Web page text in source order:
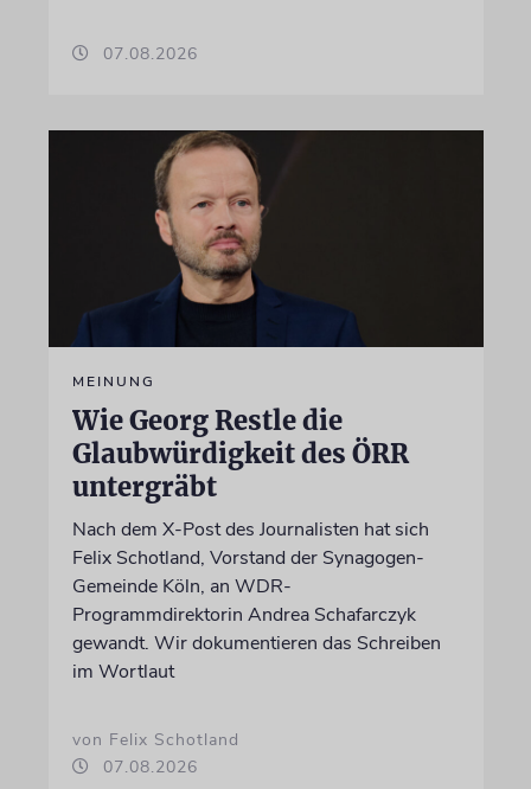
07.08.2026
MEINUNG
Wie Georg Restle die
Glaubwürdigkeit des ÖRR
untergräbt
Nach dem X-Post des Journalisten hat sich
Felix Schotland, Vorstand der Synagogen-
Gemeinde Köln, an WDR-
Programmdirektorin Andrea Schafarczyk
gewandt. Wir dokumentieren das Schreiben
im Wortlaut
von Felix Schotland
07.08.2026